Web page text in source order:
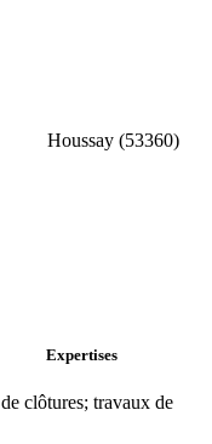
Houssay (53360)
Expertises
clôtures; travaux de